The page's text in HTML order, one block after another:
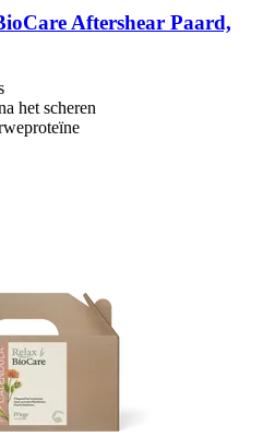
Aftershear Paard,
het scheren